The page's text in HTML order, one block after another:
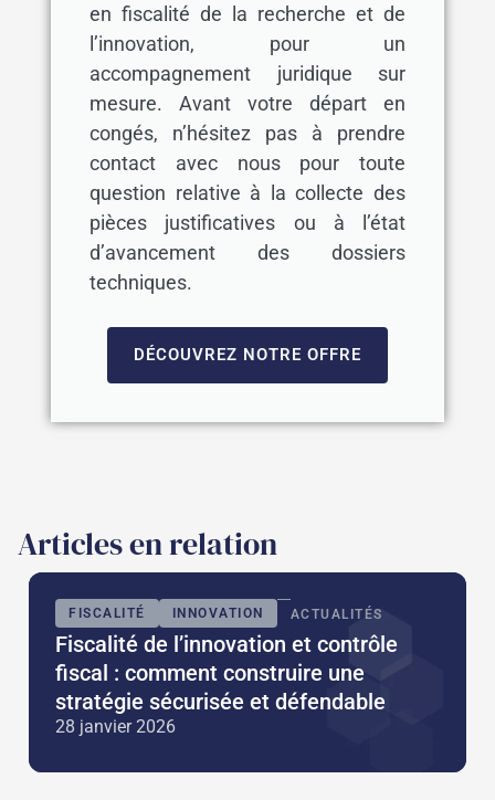
en fiscalité de la recherche et de
l’innovation, pour un
accompagnement juridique sur
mesure. Avant votre départ en
congés, n’hésitez pas à prendre
contact avec nous pour toute
question relative à la collecte des
pièces justificatives ou à l’état
d’avancement des dossiers
techniques.
DÉCOUVREZ NOTRE OFFRE
Articles en relation
FISCALITÉ INNOVATION ACTUALITÉS
Fiscalité de l’innovation et contrôle
fiscal : comment construire une
stratégie sécurisée et défendable
28 janvier 2026